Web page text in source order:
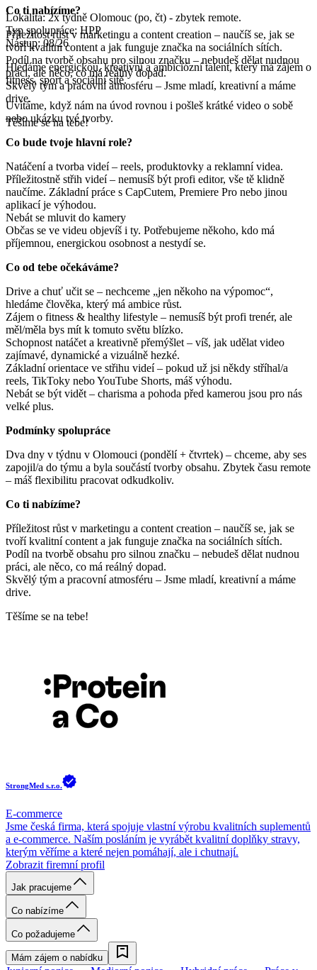
Co ti nabízíme?
Příležitost růst v marketingu a content creation – naučíš se, jak se
tvoří kvalitní content a jak funguje značka na sociálních sítích.
Podíl na tvorbě obsahu pro silnou značku – nebudeš dělat nudnou
práci, ale něco, co má reálný dopad.
Skvělý tým a pracovní atmosféru – Jsme mladí, kreativní a máme
drive.
Těšíme se na tebe!
Lokalita: 2x týdně Olomouc (po, čt) - zbytek remote.
Typ spolupráce: HPP
Nástup: 08/26
Hledáme energickou, kreativní a ambiciózní talent, který má zájem o
fitness, sport a sociální sítě.
Uvítáme, když nám na úvod rovnou i pošleš krátké video o sobě
nebo ukázku tvé tvorby.
Co bude tvoje hlavní role?
Natáčení a tvorba videí – reels, produktovky a reklamní videa.
Příležitostně střih videí – nemusíš být profi editor, vše tě klidně
naučíme. Základní práce s CapCutem, Premiere Pro nebo jinou
aplikací je výhodou.
Nebát se mluvit do kamery
Občas se ve videu objevíš i ty. Potřebujeme někoho, kdo má
příjemnou, energickou osobnost a nestydí se.
Co od tebe očekáváme?
Drive a chuť učit se – nechceme „jen někoho na výpomoc“,
hledáme člověka, který má ambice růst.
Zájem o fitness & healthy lifestyle – nemusíš být profi trenér, ale
měl/měla bys mít k tomuto světu blízko.
Schopnost natáčet a kreativně přemýšlet – víš, jak udělat video
zajímavé, dynamické a vizuálně hezké.
Základní orientace ve střihu videí – pokud už jsi někdy stříhal/a
reels, TikToky nebo YouTube Shorts, máš výhodu.
Nebát se být vidět – charisma a pohoda před kamerou jsou pro nás
velké plus.
Podmínky spolupráce
Dva dny v týdnu v Olomouci (pondělí + čtvrtek) – chceme, aby ses
zapojil/a do týmu a byla součástí tvorby obsahu. Zbytek času remote
– máš flexibilitu pracovat odkudkoliv.
Co ti nabízíme?
Příležitost růst v marketingu a content creation – naučíš se, jak se
tvoří kvalitní content a jak funguje značka na sociálních sítích.
Podíl na tvorbě obsahu pro silnou značku – nebudeš dělat nudnou
práci, ale něco, co má reálný dopad.
Skvělý tým a pracovní atmosféru – Jsme mladí, kreativní a máme
drive.
Těšíme se na tebe!
StrongMed s.r.o.
E-commerce
Jsme česká firma, která spojuje vlastní výrobu kvalitních suplementů
a e-commerce. Naším posláním je vyrábět kvalitní doplňky stravy,
kterým věříme a které nejen pomáhají, ale i chutnají.
Zobrazit firemní profil
Jak pracujeme
Co nabízíme
Co požadujeme
Mám zájem o nabídku